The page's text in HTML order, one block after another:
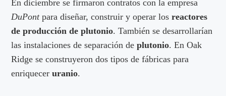
En diciembre se firmaron contratos con la empresa
DuPontpara diseñar, construir y operar losreactores
de producción de plutonio. También se desarrollarían
las instalaciones de separación deplutonio. En Oak
Ridge se construyeron dos tipos de fábricas para
enriqueceruranio.